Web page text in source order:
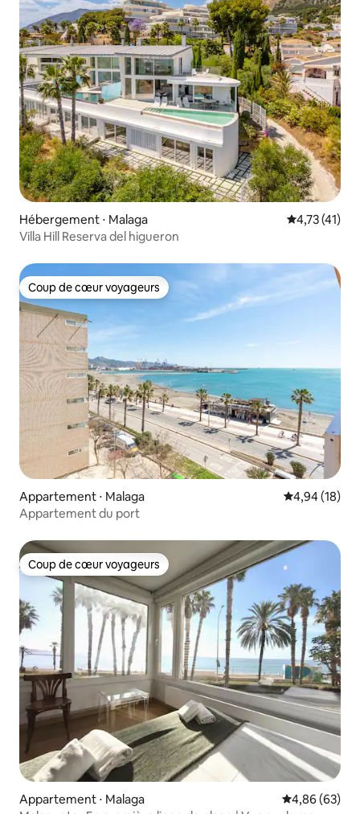
Hébergement ⋅ Malaga Évaluation
4,73 (41)
Villa Hill Reserva del higueron
Coup de cœur voyageurs
Coup de cœur voyageurs
Appartement ⋅ Malaga Évaluation
4,94 (18)
Appartement du port
Coup de cœur voyageurs
Coup de cœur voyageurs
Appartement ⋅ Malaga Évaluation
4,86 (63)